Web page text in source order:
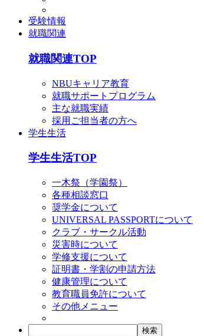
受験情報
就職関連
就職関連TOP
NBUキャリア教育
就職サポートプログラム
主な就職実績
採用ご担当者の方へ
学生生活
学生生活TOP
一木祭（学園祭）
各種相談窓口
奨学金について
UNIVERSAL PASSPORTについて
クラブ・サークル活動
災害時について
学修支援について
証明書・学割の申請方法
健康管理について
教育職員免許について
その他メニュー